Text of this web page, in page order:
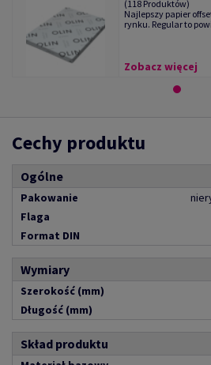
(118 Produktów)
Najlepszy papier
rynku. Regular to
Zobacz więcej
Cechy produktu
Ogólne
Pakowanie
Flaga
Format DIN
Wymiary
Szerokość (mm)
Długość (mm)
Skład produktu